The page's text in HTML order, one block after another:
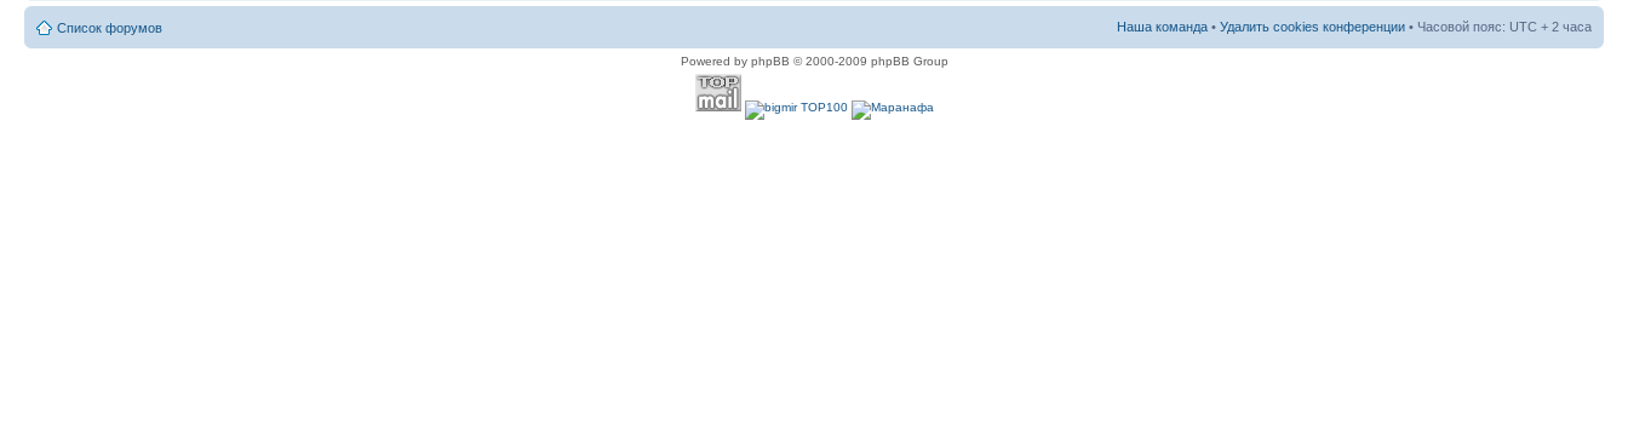
Список форумов Наша команда • Удалить cookies конференции • Часовой пояс: UTC + 2 часа
Powered by phpBB © 2000-2009 phpBB Group